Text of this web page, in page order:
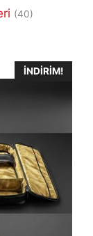
(40)
İNDIRIM!